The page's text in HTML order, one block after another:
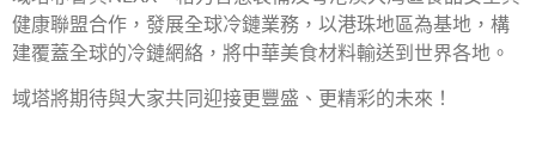
健康聯盟合作，發展全球冷鏈業務，以港珠地區為基地，構
建覆蓋全球的冷鏈網絡，將中華美食材料輸送到世界各地。
域塔將期待與大家共同迎接更豐盛、更精彩的未來！